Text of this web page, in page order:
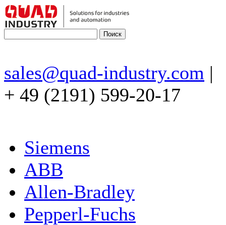
sales@quad-industry.com |
+ 49 (2191) 599-20-17
Siemens
ABB
Allen-Bradley
Pepperl-Fuchs